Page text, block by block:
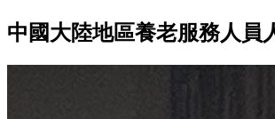
中國大陸地區養老服務人員